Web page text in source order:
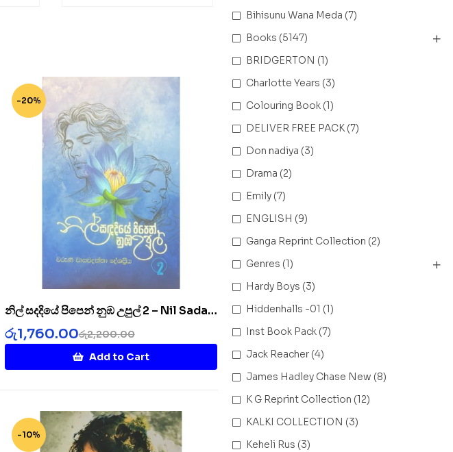
-20%
නිල් සදදියේ පිපෙන් නුඹ උපුල් 2 – Nil Sada
Diye 2
රු2,200.00
රු1,760.00
Add to Cart
-10%
Bihisunu Wana Meda (7)
Books (5147)
BRIDGERTON (1)
Charlotte Years (3)
Colouring Book (1)
DELIVER FREE PACK (7)
Don nadiya (3)
Drama (2)
Emily (7)
ENGLISH (9)
Ganga Reprint Collection (2)
Genres (1)
Hardy Boys (3)
Hiddenhalls -01 (1)
Inst Book Pack (7)
Jack Reacher (4)
James Hadley Chase New (8)
K G Reprint Collection (12)
KALKI COLLECTION (3)
Keheli Rus (3)